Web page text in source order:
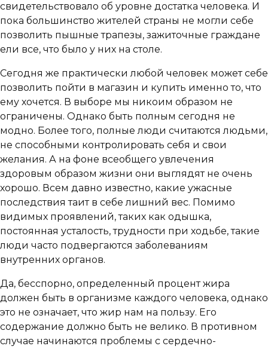
свидетельствовало об уровне достатка человека. И
пока большинство жителей страны не могли себе
позволить пышные трапезы, зажиточные граждане
ели все, что было у них на столе.
Сегодня же практически любой человек может себе
позволить пойти в магазин и купить именно то, что
ему хочется. В выборе мы никоим образом не
ограничены. Однако быть полным сегодня не
модно. Более того, полные люди считаются людьми,
не способными контролировать себя и свои
желания. А на фоне всеобщего увлечения
здоровым образом жизни они выглядят не очень
хорошо. Всем давно известно, какие ужасные
последствия таит в себе лишний вес. Помимо
видимых проявлений, таких как одышка,
постоянная усталость, трудности при ходьбе, такие
люди часто подвергаются заболеваниям
внутренних органов.
Да, бесспорно, определенный процент жира
должен быть в организме каждого человека, однако
это не означает, что жир нам на пользу. Его
содержание должно быть не велико. В противном
случае начинаются проблемы с сердечно-